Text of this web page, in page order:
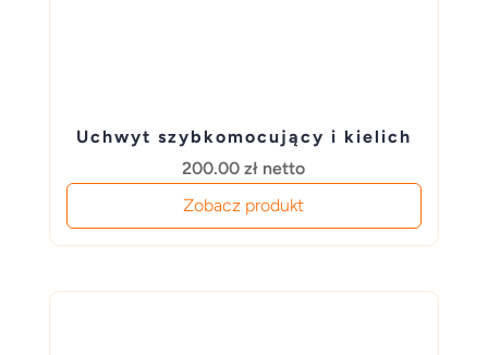
Uchwyt szybkomocujący i kielich
200.00zł netto
Zobacz produkt